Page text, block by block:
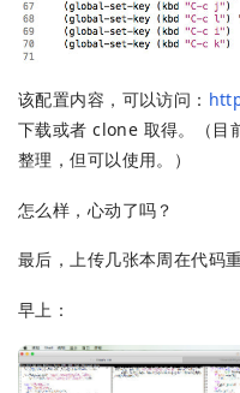
该配置内容，可以访问：
下载或者 clone 取得。（目
整理，但可以使用。）
怎么样，心动了吗？
最后，上传几张本周在代码
早上：